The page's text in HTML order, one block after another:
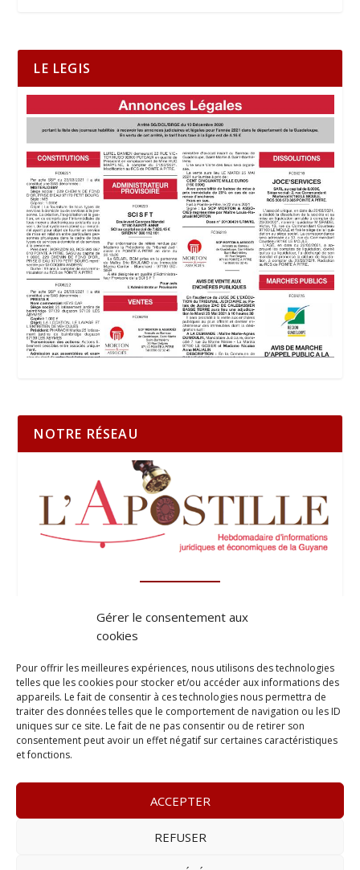
Gérer le consentement aux
cookies
Pour offrir les meilleures expériences, nous utilisons des technologies
telles que les cookies pour stocker et/ou accéder aux informations des
appareils. Le fait de consentir à ces technologies nous permettra de
traiter des données telles que le comportement de navigation ou les ID
uniques sur ce site. Le fait de ne pas consentir ou de retirer son
consentement peut avoir un effet négatif sur certaines caractéristiques
et fonctions.
ACCEPTER
REFUSER
LE LEGIS
NOTRE RÉSEAU
– www.lelegis.fr –Zone Franche Cité Dillon